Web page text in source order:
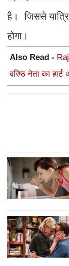
है। जिससे
होगा।
Also Read -
वरिष्ठ नेता का